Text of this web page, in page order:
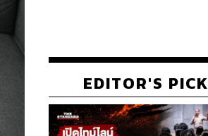
EDITOR'S PICK